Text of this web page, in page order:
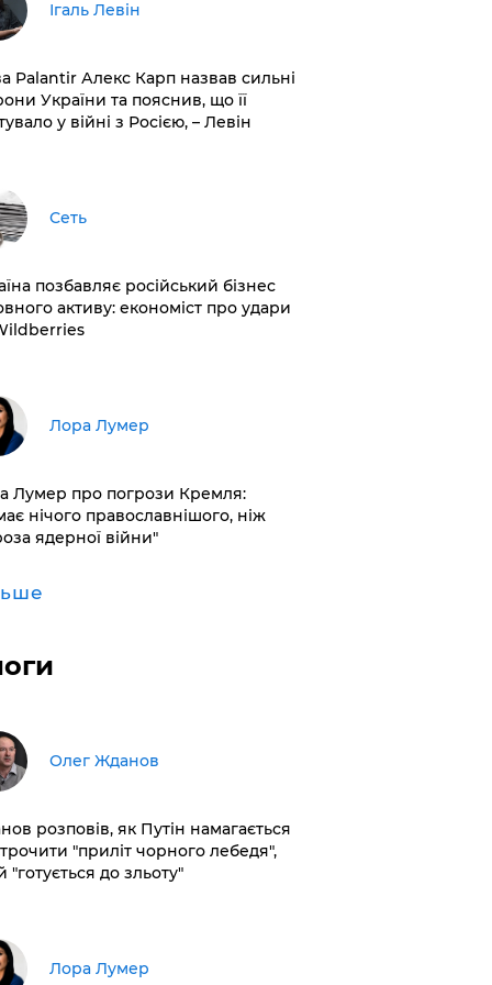
Ігаль Левін
Palantir Алекс Карп назвав сильні
України та пояснив, що її
у війні з Росією, – Левін
Сеть
позбавляє російський бізнес
активу: економіст про удари
​Лора Лумер
Лумер про погрози Кремля:
нічого православнішого, ніж
ядерної війни"
Олег Жданов
розповів, як Путін намагається
"приліт чорного лебедя",
"готується до зльоту"
​Лора Лумер